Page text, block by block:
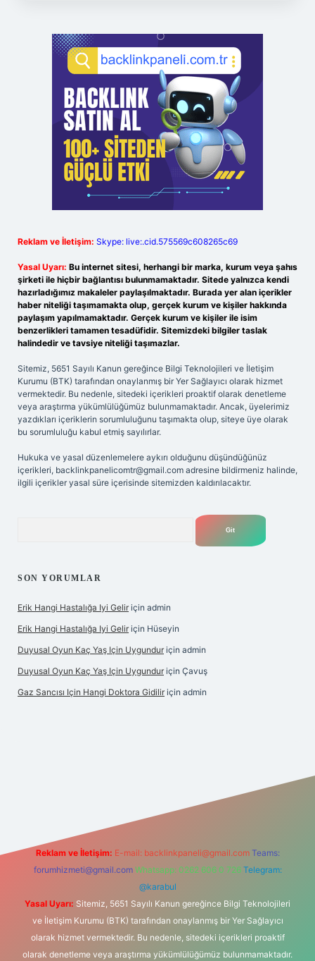
Reklam ve İletişim: Skype: live:.cid.575569c608265c69
Yasal Uyarı: Bu internet sitesi, herhangi bir marka, kurum veya şahıs
şirketi ile hiçbir bağlantısı bulunmamaktadır. Sitede yalnızca kendi
hazırladığımız makaleler paylaşılmaktadır. Burada yer alan içerikler
haber niteliği taşımamakta olup, gerçek kurum ve kişiler hakkında
paylaşım yapılmamaktadır. Gerçek kurum ve kişiler ile isim
benzerlikleri tamamen tesadüfidir. Sitemizdeki bilgiler taslak
halindedir ve tavsiye niteliği taşımazlar.
Sitemiz, 5651 Sayılı Kanun gereğince Bilgi Teknolojileri ve İletişim
Kurumu (BTK) tarafından onaylanmış bir Yer Sağlayıcı olarak hizmet
vermektedir. Bu nedenle, sitedeki içerikleri proaktif olarak denetleme
veya araştırma yükümlülüğümüz bulunmamaktadır. Ancak, üyelerimiz
yazdıkları içeriklerin sorumluluğunu taşımakta olup, siteye üye olarak
bu sorumluluğu kabul etmiş sayılırlar.
Hukuka ve yasal düzenlemelere aykırı olduğunu düşündüğünüz
içerikleri, backlinkpanelicomtr@gmail.com adresine bildirmeniz halinde,
ilgili içerikler yasal süre içerisinde sitemizden kaldırılacaktır.
SON YORUMLAR
Erik Hangi Hastalığa Iyi Gelir için admin
Erik Hangi Hastalığa Iyi Gelir için Hüseyin
Duyusal Oyun Kaç Yaş Için Uygundur için admin
Duyusal Oyun Kaç Yaş Için Uygundur için Çavuş
Gaz Sancısı Için Hangi Doktora Gidilir için admin
Reklam ve İletişim: E-mail: backlinkpaneli@gmail.com Teams:
forumhizmeti@gmail.com Whatsapp: 0262 606 0 726 Telegram:
@karabul
Yasal Uyarı: Sitemiz, 5651 Sayılı Kanun gereğince Bilgi Teknolojileri
ve İletişim Kurumu (BTK) tarafından onaylanmış bir Yer Sağlayıcı
olarak hizmet vermektedir. Bu nedenle, sitedeki içerikleri proaktif
olarak denetleme veya araştırma yükümlülüğümüz bulunmamaktadır.